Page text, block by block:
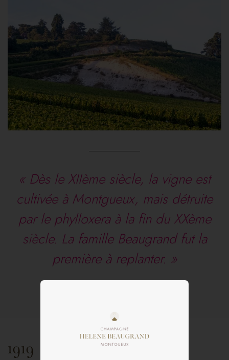
« Dès le XIIème siècle, la vigne est
cultivée à Montgueux, mais détruite
par le phylloxera à la fin du XXème
siècle. La famille Beaugrand fut la
première à replanter. »
1919